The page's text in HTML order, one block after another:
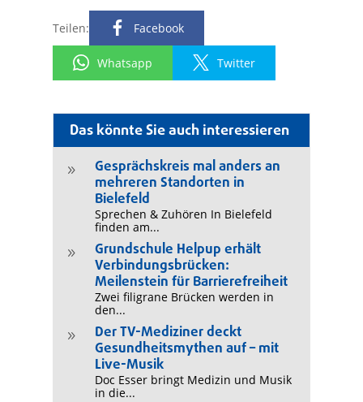
Das könnte Sie auch interessieren
9
Gesprächskreis mal anders an
mehreren Standorten in
Bielefeld
Sprechen & Zuhören In Bielefeld
finden am...
9
Grundschule Helpup erhält
Verbindungsbrücken:
Meilenstein für Barrierefreiheit
Zwei filigrane Brücken werden in
den...
9
Der TV-Mediziner deckt
Gesundheitsmythen auf – mit
Live-Musik
Doc Esser bringt Medizin und Musik
in die...
Teilen: Facebook
Whatsapp Twitter